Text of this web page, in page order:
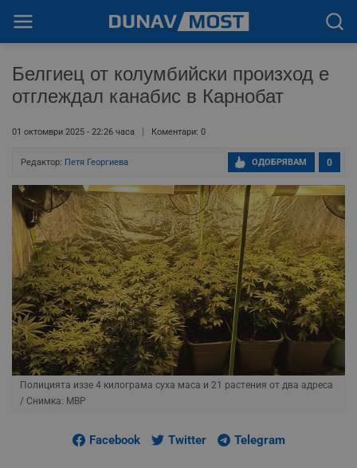
Белгиец от колумбийски произход е
отглеждал канабис в Карнобат
01 октомври 2025 - 22:26 часа Коментари: 0
Редактор: Петя Георгиева 0
ОДОБРЯВАМ
Полицията иззе 4 килограма суха маса и 21 растения от два адреса
/ Снимка: МВР
Facebook Twitter Telegram